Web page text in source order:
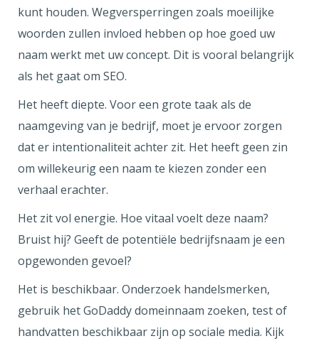
kunt houden. Wegversperringen zoals moeilijke
woorden zullen invloed hebben op hoe goed uw
naam werkt met uw concept. Dit is vooral belangrijk
als het gaat om SEO.
Het heeft diepte. Voor een grote taak als de
naamgeving van je bedrijf, moet je ervoor zorgen
dat er intentionaliteit achter zit. Het heeft geen zin
om willekeurig een naam te kiezen zonder een
verhaal erachter.
Het zit vol energie. Hoe vitaal voelt deze naam?
Bruist hij? Geeft de potentiële bedrijfsnaam je een
opgewonden gevoel?
Het is beschikbaar. Onderzoek handelsmerken,
gebruik het GoDaddy domeinnaam zoeken, test of
handvatten beschikbaar zijn op sociale media. Kijk